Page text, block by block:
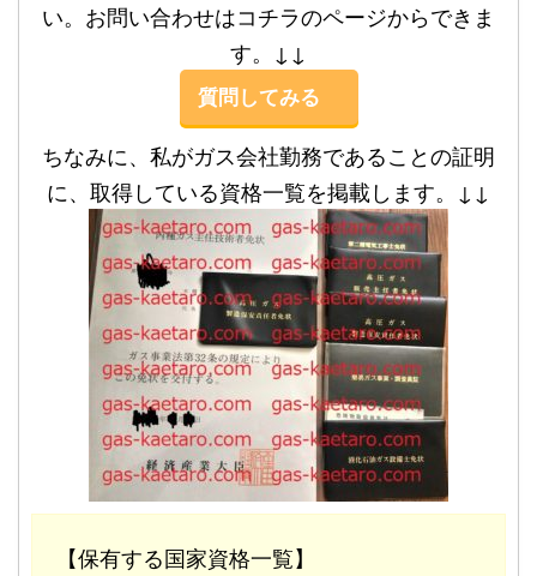
い。お問い合わせはコチラのページからできま
す。↓↓
質問してみる
ちなみに、私がガス会社勤務であることの証明
に、取得している資格一覧を掲載します。↓↓
【保有する国家資格一覧】